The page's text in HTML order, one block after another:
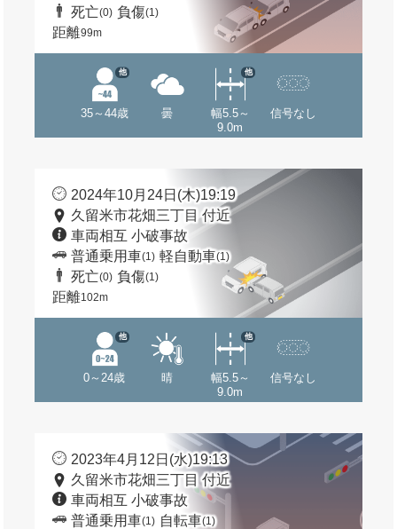
死亡(0) 負傷(1)
距離99m
35～44歳
他
曇
幅5.5～
9.0m
他
信号なし
2024年10月24日(木)19:19
久留米市花畑三丁目 付近
車両相互 小破事故
普通乗用車(1) 軽自動車(1)
死亡(0) 負傷(1)
距離102m
0～24歳
他
晴
幅5.5～
9.0m
他
信号なし
2023年4月12日(水)19:13
久留米市花畑三丁目 付近
車両相互 小破事故
普通乗用車(1) 自転車(1)